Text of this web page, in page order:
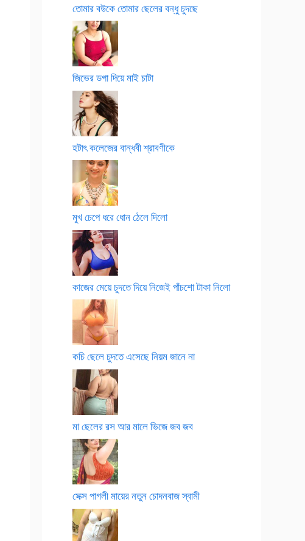
তোমার বউকে তোমার ছেলের বন্ধু চুদছে
জিভের ডগা দিয়ে মাই চাটা
হটাৎ কলেজের বান্ধবী শ্রাবণীকে
মুখ চেপে ধরে ধোন ঠেলে দিলো
কাজের মেয়ে চুদতে দিয়ে নিজেই পাঁচশো টাকা নিলো
কচি ছেলে চুদতে এসেছে নিয়ম জানে না
মা ছেলের রস আর মালে ভিজে জব জব
সেক্স পাগলী মায়ের নতুন চোদনবাজ স্বামী